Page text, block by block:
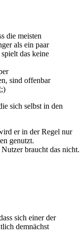
die meisten
als ein paar
das keine
sind offenbar
sich selbst in den
er in der Regel nur
genutzt.
braucht das nicht.
sich einer der
demnächst